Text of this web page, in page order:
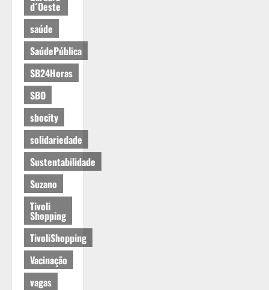
d´Oeste
saúde
SaúdePública
SB24Horas
SBO
sbocity
solidariedade
Sustentabilidade
Suzano
Tivoli
Shopping
TivoliShopping
Vacinação
vagas